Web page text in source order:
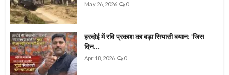
May 26, 2026 0
हरदोई में रवि प्रकाश का बड़ा सियासी बयान: 'जिस
दिन...
Apr 18, 2026 0